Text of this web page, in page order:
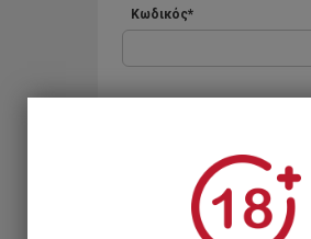
Κωδικός*
Ξεχάσατε τον κωδικό;
Ή